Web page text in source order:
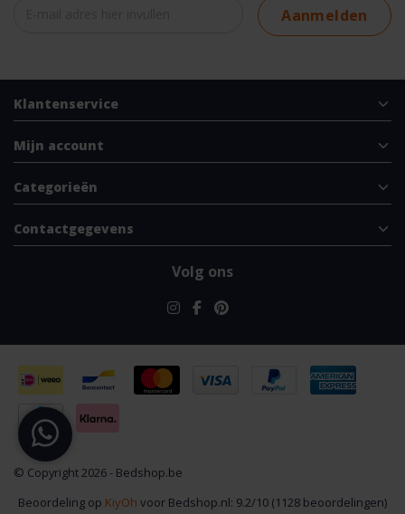
Aanmelden
Klantenservice
Mijn account
Categorieën
Contactgegevens
Volg ons
© Copyright 2026 - Bedshop.be
Beoordeling op KiyOh voor Bedshop.nl: 9.2/10 (1128 beoordelingen)